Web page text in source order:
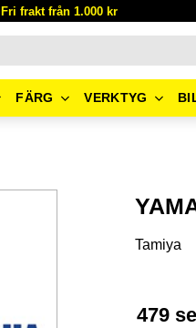
Fri frakt från 1.000 kr
FÄRG VERKTYG
Tamiya
479